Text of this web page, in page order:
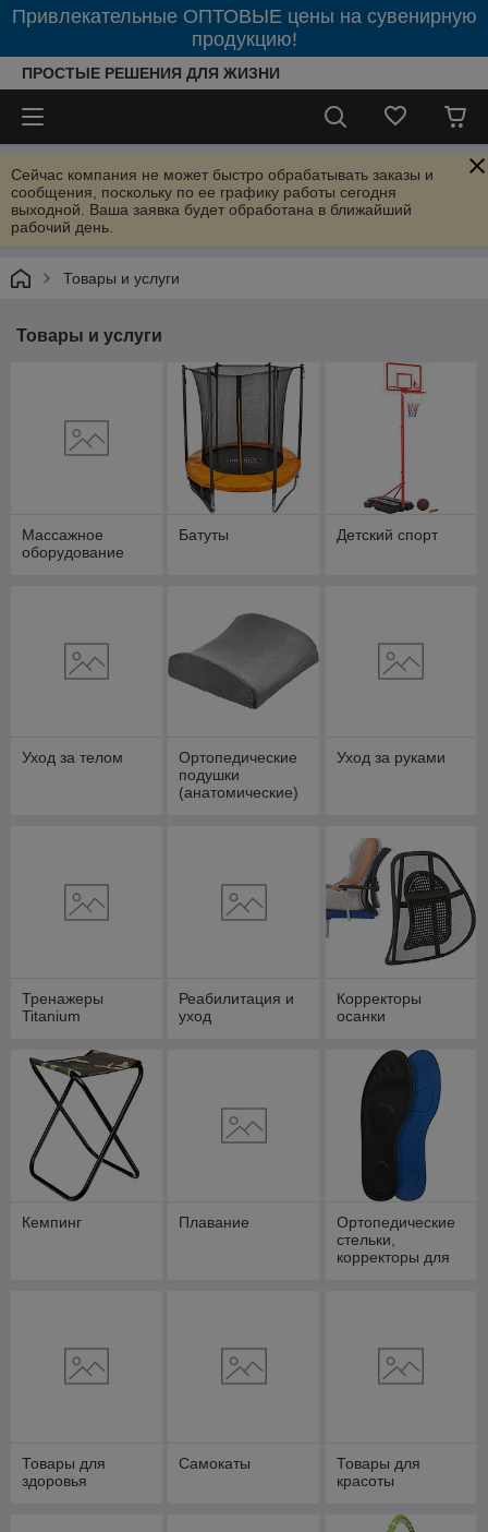
Привлекательные ОПТОВЫЕ цены на сувенирную
продукцию!
ПРОСТЫЕ РЕШЕНИЯ ДЛЯ ЖИЗНИ
Сейчас компания не может быстро обрабатывать заказы и
сообщения, поскольку по ее графику работы сегодня
выходной. Ваша заявка будет обработана в ближайший
рабочий день.
Товары и услуги
Товары и услуги
Массажное
оборудование
Батуты Детский спорт
Уход за телом
Ортопедические
подушки
(анатомические)
Уход за руками
Тренажеры
Titanium
Реабилитация и
уход
Корректоры
осанки
Кемпинг Плавание
Ортопедические
стельки,
корректоры для
Товары для
здоровья
Самокаты
Товары для
красоты